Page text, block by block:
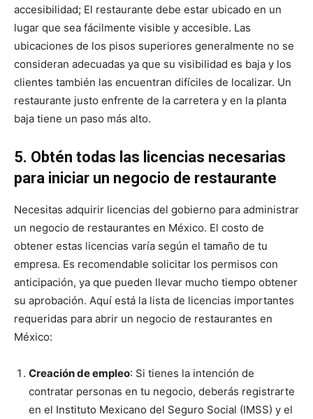
accesibilidad; El restaurante debe estar ubicado en un
lugar que sea fácilmente visible y accesible. Las
ubicaciones de los pisos superiores generalmente no se
consideran adecuadas ya que su visibilidad es baja y los
clientes también las encuentran difíciles de localizar. Un
restaurante justo enfrente de la carretera y en la planta
baja tiene un paso más alto.
5. Obtén todas las licencias necesarias
para iniciar un negocio de restaurante
Necesitas adquirir licencias del gobierno para administrar
un negocio de restaurantes en México. El costo de
obtener estas licencias varía según el tamaño de tu
empresa. Es recomendable solicitar los permisos con
anticipación, ya que pueden llevar mucho tiempo obtener
su aprobación. Aquí está la lista de licencias importantes
requeridas para abrir un negocio de restaurantes en
México:
Creación de empleo: Si tienes la intención de
contratar personas en tu negocio, deberás registrarte
en el Instituto Mexicano del Seguro Social (IMSS) y el